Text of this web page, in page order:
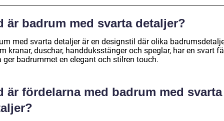
är badrum med svarta detaljer?
med svarta detaljer är en designstil där olika
kranar, duschar, handduksstänger och speglar, har en svart
ger badrummet en elegant och stilren touch.
är fördelarna med badrum med svarta